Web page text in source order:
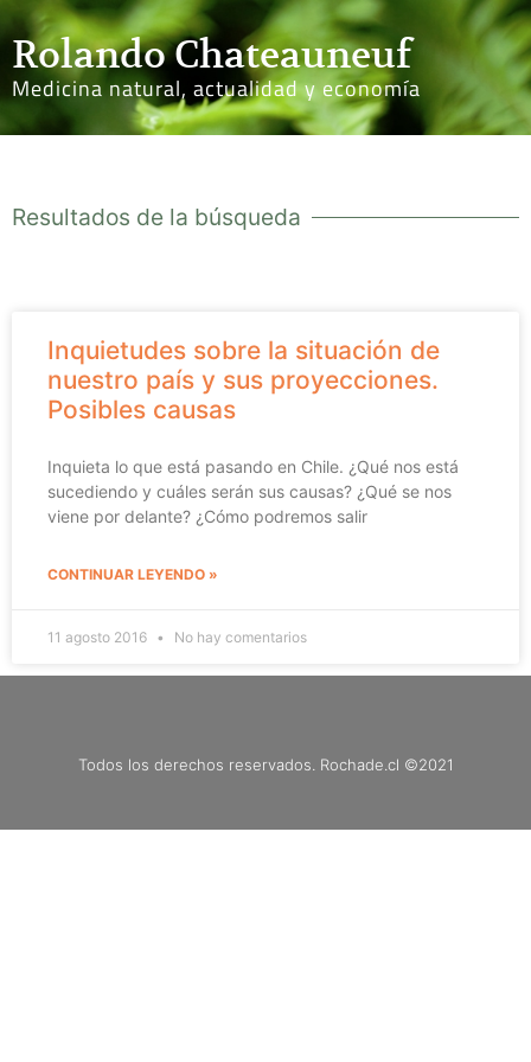
Rolando Chateauneuf
Medicina natural, actualidad y economía
Resultados de la búsqueda
Inquietudes sobre la situación de
nuestro país y sus proyecciones.
Posibles causas
Inquieta lo que está pasando en Chile. ¿Qué nos está
sucediendo y cuáles serán sus causas? ¿Qué se nos
viene por delante? ¿Cómo podremos salir
CONTINUAR LEYENDO »
11 agosto 2016 No hay comentarios
Todos los derechos reservados. Rochade.cl ©2021